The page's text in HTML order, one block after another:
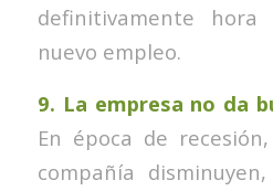
definitivamente
nuevo empleo.
9. La empresa no da
En época de
compañía